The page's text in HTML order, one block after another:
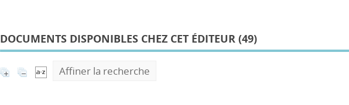
DOCUMENTS DISPONIBLES CHEZ CET ÉDITEUR (49)
Affiner la recherche